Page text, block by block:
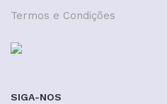
Termos e Condições
SIGA-NOS